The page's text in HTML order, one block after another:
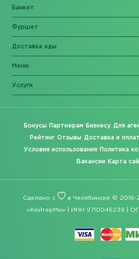
Банкет
Фуршет
Доставка еды
Меню
Услуги
Бонусы Партнерам Бизнесу Для
Рейтинг Отзывы Доставка и
Условия использования Политика
Вакансии Карта
Сделано с в Челябинске ©
«КейтерМи» | ИНН 9710046239 |